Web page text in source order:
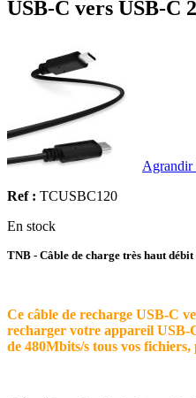
USB-C vers USB-C
Agrandir
Ref : TCUSBC120
En stock
TNB - Câble de charge très haut débit
Ce câble de recharge USB-C
recharger votre appareil USB-
de 480Mbits/s tous vos